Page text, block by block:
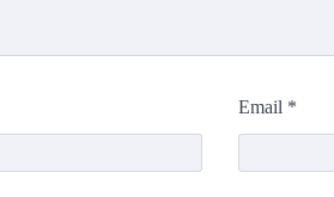
Email *